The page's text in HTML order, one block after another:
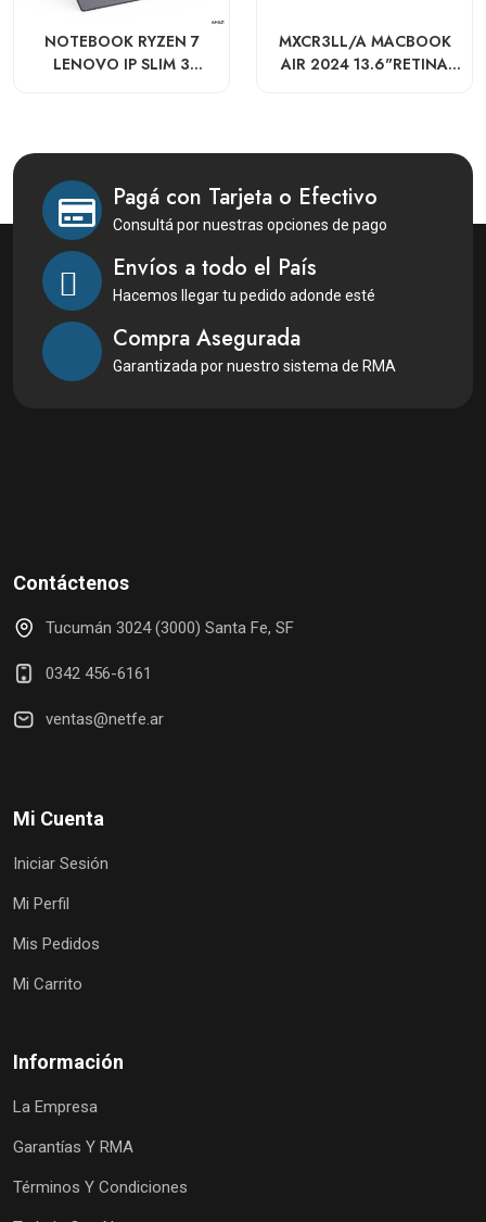
NOTEBOOK RYZEN 7
LENOVO IP SLIM 3
MXCR3LL/A MACBOOK
AIR 2024 13.6"RETINA
Pagá con Tarjeta o Efectivo
Consultá por nuestras opciones de pago
Envíos a todo el País
Hacemos llegar tu pedido adonde esté
Compra Asegurada
Garantizada por nuestro sistema de RMA
Contáctenos
Tucumán 3024 (3000) Santa Fe, SF
0342 456-6161
ventas@netfe.ar
Mi Cuenta
Iniciar Sesión
Mi Perfil
Mis Pedidos
Mi Carrito
Información
La Empresa
Garantías Y RMA
Términos Y Condiciones